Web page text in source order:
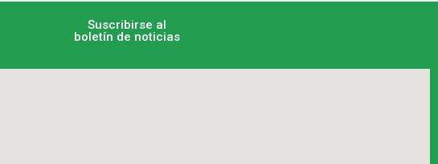
Suscribirse al
boletín de noticias